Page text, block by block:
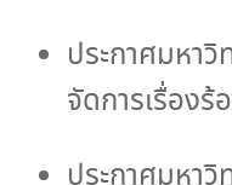
การ
เสริม
ประกาศมหาวิ
จัดการเรื่องร้